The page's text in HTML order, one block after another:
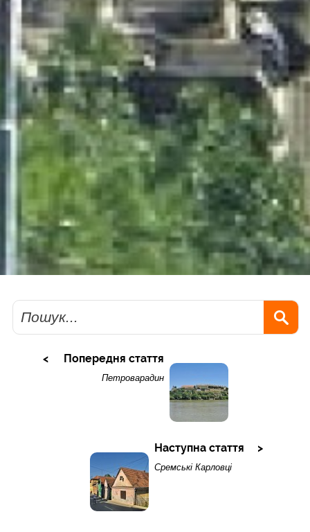
Пошук
Попередня стаття
Петроварадин
Наступна стаття
Сремські Карловці